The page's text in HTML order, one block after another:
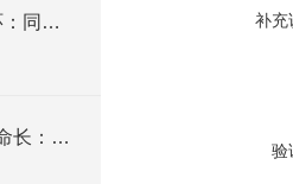
陶瓷共轭环 vs 陶瓷鲍尔环：同是高效填料，该怎么选？
陶瓷鲍尔环填料的使用寿命长：是适合连续运行的工业装置
补充
验